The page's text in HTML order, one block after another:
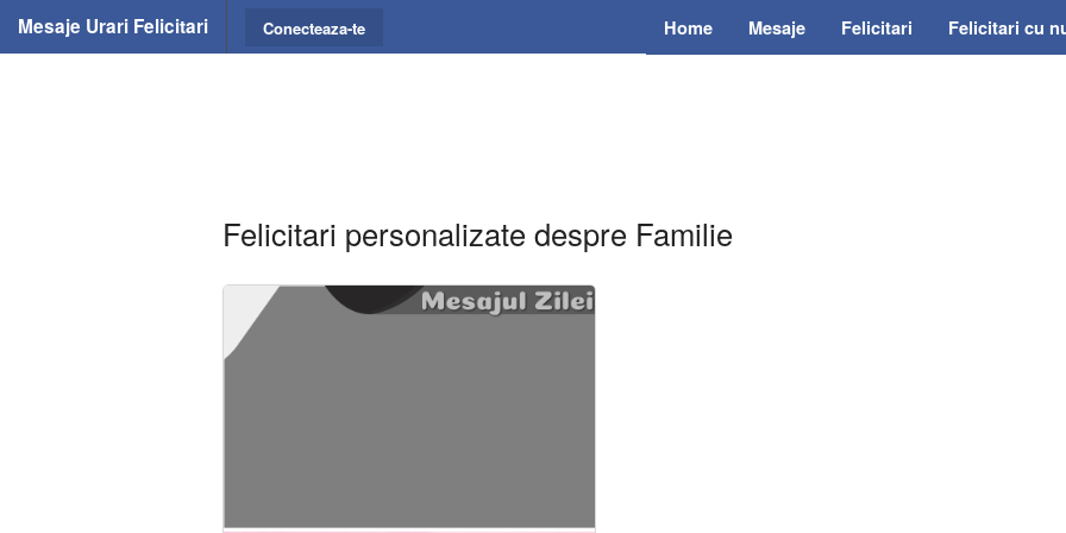
Mesaje Urari Felicitari Home Mesaje Felicitari Felicitari cu
Conecteaza-te
Felicitari personalizate despre Familie